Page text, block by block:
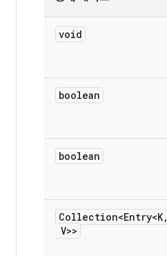
void
boolean
boolean
Collection<Entry<K,
V>>